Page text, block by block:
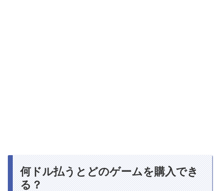
何ドル払うとどのゲームを購入でき
る？